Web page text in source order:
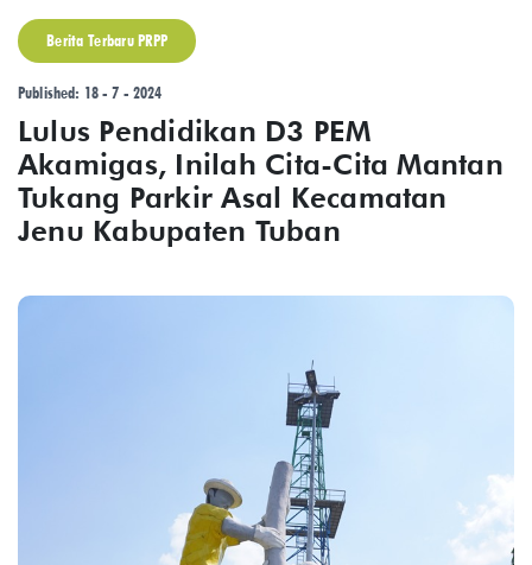
Berita Terbaru PRPP
Published: 18 - 7 - 2024
Lulus Pendidikan D3 PEM
Akamigas, Inilah Cita-Cita Mantan
Tukang Parkir Asal Kecamatan
Jenu Kabupaten Tuban